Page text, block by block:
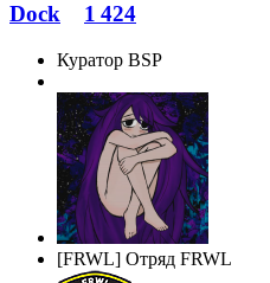
Dock 1 424
Куратор BSP
[FRWL] Отряд FRWL